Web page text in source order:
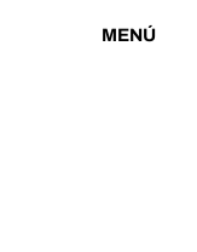
MENÚ